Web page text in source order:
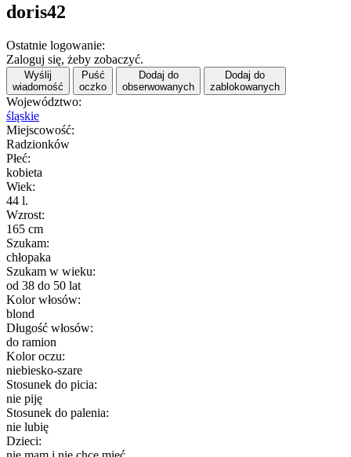
doris42
Ostatnie logowanie:
Zaloguj się, żeby zobaczyć.
Wyślij
wiadomość
Puść
oczko
Dodaj do
obserwowanych
Dodaj do
zablokowanych
Województwo:
śląskie
Miejscowość:
Radzionków
Płeć:
kobieta
Wiek:
44 l.
Wzrost:
165 cm
Szukam:
chłopaka
Szukam w wieku:
od 38 do 50 lat
Kolor włosów:
blond
Długość włosów:
do ramion
Kolor oczu:
niebiesko-szare
Stosunek do picia:
nie piję
Stosunek do palenia:
nie lubię
Dzieci: